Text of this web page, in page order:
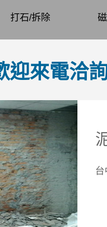
打石/拆除
迎來電洽